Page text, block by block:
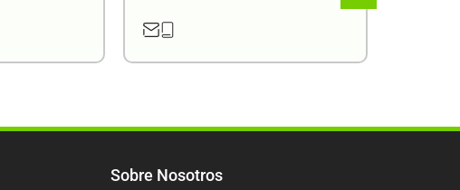
Sobre Nosotros